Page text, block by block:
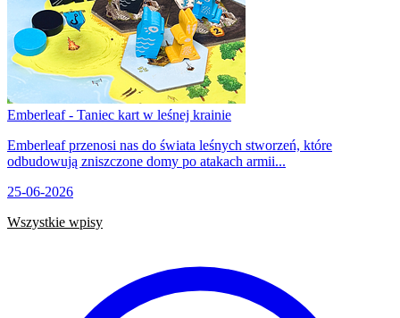
Emberleaf - Taniec kart w leśnej krainie
Emberleaf przenosi nas do świata leśnych stworzeń, które
odbudowują zniszczone domy po atakach armii...
25-06-2026
Wszystkie wpisy